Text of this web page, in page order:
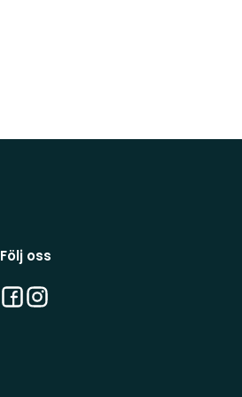
Följ oss
Facebook
Instagram